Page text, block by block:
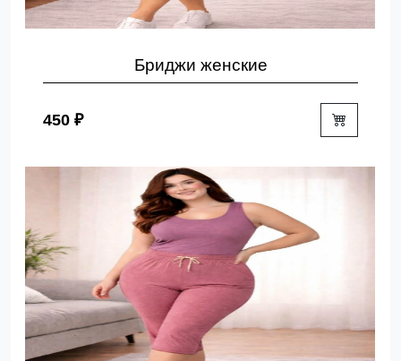
Бриджи женские
450 ₽